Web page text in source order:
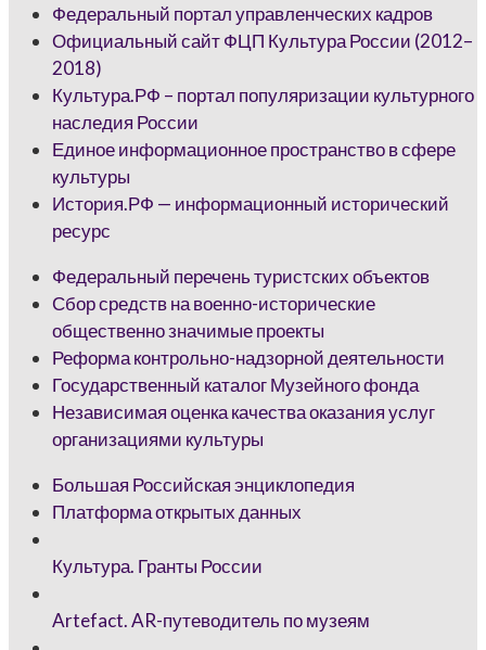
Федеральный портал управленческих кадров
Официальный сайт ФЦП Культура России (2012–
2018)
Культура.РФ – портал популяризации культурного
наследия России
Единое информационное пространство в сфере
культуры
История.РФ — информационный исторический
ресурс
Федеральный перечень туристских объектов
Сбор средств на военно-исторические
общественно значимые проекты
Реформа контрольно-надзорной деятельности
Государственный каталог Музейного фонда
Независимая оценка качества оказания услуг
организациями культуры
Большая Российская энциклопедия
Платформа открытых данных
Культура. Гранты России
Artefact. AR-путеводитель по музеям